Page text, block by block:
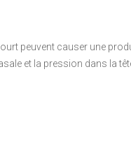
peuvent causer une
et la pression dans la